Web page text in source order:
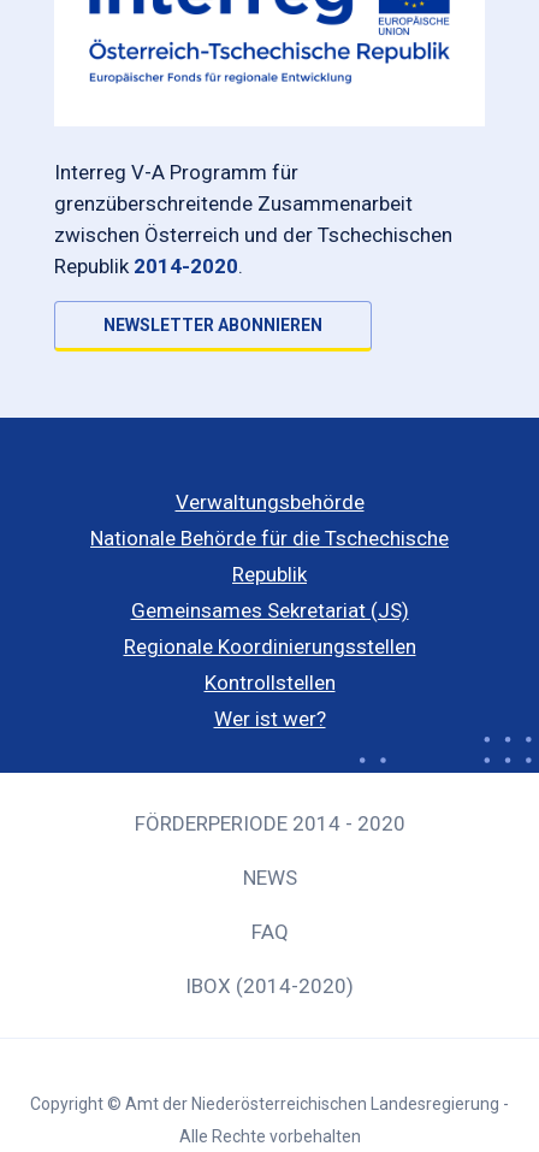
Interreg V-A Programm für
grenzüberschreitende Zusammenarbeit
zwischen Österreich und der Tschechischen
Republik 2014-2020.
NEWSLETTER ABONNIEREN
Verwaltungsbehörde
Nationale Behörde für die Tschechische
Republik
Gemeinsames Sekretariat (JS)
Regionale Koordinierungsstellen
Kontrollstellen
Wer ist wer?
FÖRDERPERIODE 2014 - 2020
NEWS
FAQ
IBOX (2014-2020)
Copyright © Amt der Niederösterreichischen Landesregierung -
Alle Rechte vorbehalten